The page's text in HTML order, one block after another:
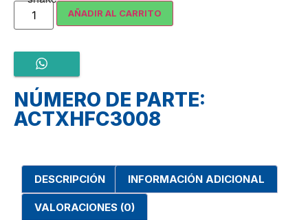
AÑADIR AL CARRITO
NÚMERO DE PARTE:
ACTXHFC3008
DESCRIPCIÓN INFORMACIÓN ADICIONAL
VALORACIONES (0)